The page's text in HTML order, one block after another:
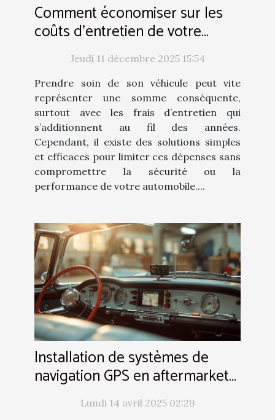
Comment économiser sur les
coûts d'entretien de votre
véhicule ?
Jeudi 11 décembre 2025 15:54
Prendre soin de son véhicule peut vite
représenter une somme conséquente,
surtout avec les frais d’entretien qui
s’additionnent au fil des années.
Cependant, il existe des solutions simples
et efficaces pour limiter ces dépenses sans
compromettre la sécurité ou la
performance de votre automobile....
Installation de systèmes de
navigation GPS en aftermarket
pour véhicules anciens
Lundi 14 avril 2025 02:29